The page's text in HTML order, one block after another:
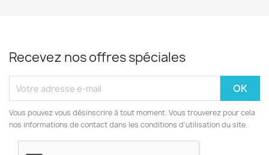
Recevez nos offres spéciales
Vous pouvez vous désinscrire à tout moment. Vous trouverez pour cela
nos informations de contact dans les conditions d'utilisation du site.